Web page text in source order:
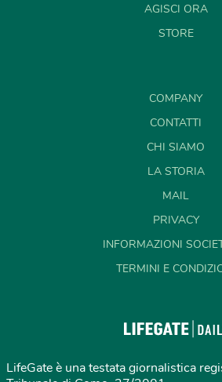
AGISCI ORA
STORE
COMPANY
CONTATTI
CHI SIAMO
LA STORIA
MAIL
PRIVACY
INFORMAZIONI
TERMINI E
LifeGate è una testata giornalistica